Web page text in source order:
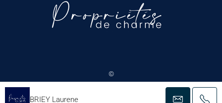
BRIEY Laurene
©
2026 Synergie Conseil — Propriétés De Charme · Conception : Cintu